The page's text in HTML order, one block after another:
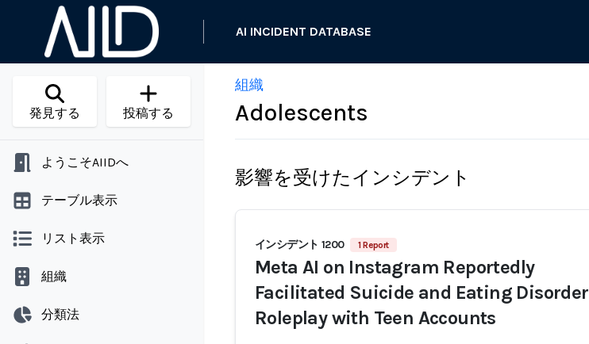
AI INCIDENT DATABASE
発見する 投稿する
ようこそAIIDへ
テーブル表示
リスト表示
組織
分類法
組織
Adolescents
影響を受けたインシデント
インシデント 1200 1 Report
Meta AI on Instagram Reportedly
Facilitated Suicide and Eating Disorder
Roleplay with Teen Accounts